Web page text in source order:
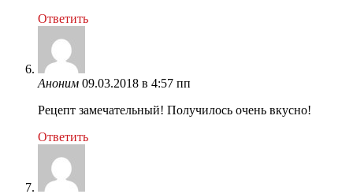
Ответить
Аноним 09.03.2018 в 4:57 пп
Рецепт замечательный! Получилось очень вкусно!
Ответить